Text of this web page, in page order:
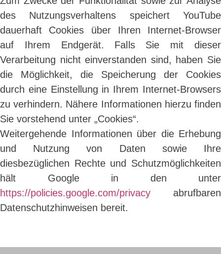
des Nutzungsverhaltens speichert YouTube
dauerhaft Cookies über Ihren Internet-Browser
auf Ihrem Endgerät. Falls Sie mit dieser
Verarbeitung nicht einverstanden sind, haben Sie
die Möglichkeit, die Speicherung der Cookies
durch eine Einstellung in Ihrem Internet-Browsers
zu verhindern. Nähere Informationen hierzu finden
Sie vorstehend unter „Cookies“.
Weitergehende Informationen über die Erhebung
und Nutzung von Daten sowie Ihre
diesbezüglichen Rechte und Schutzmöglichkeiten
hält Google in den unter
https://policies.google.com/privacy abrufbaren
Datenschutzhinweisen bereit.